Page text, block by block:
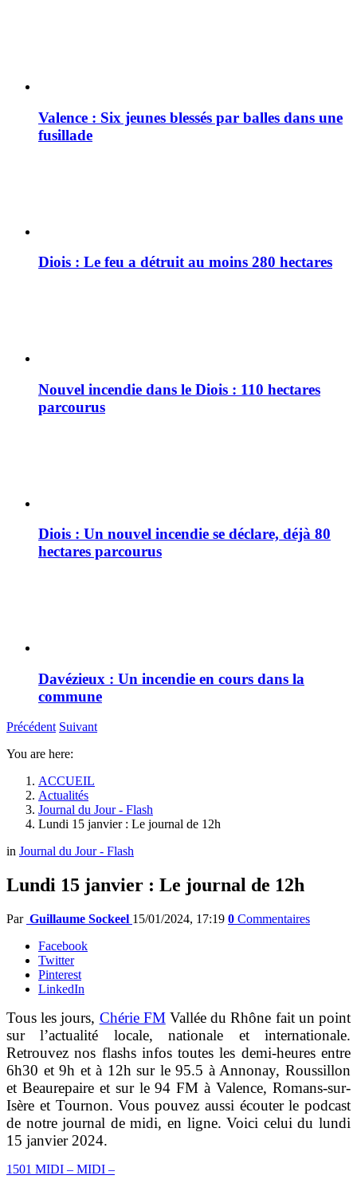
Valence : Six jeunes blessés par balles dans une
fusillade
Diois : Le feu a détruit au moins 280 hectares
Nouvel incendie dans le Diois : 110 hectares
parcourus
Diois : Un nouvel incendie se déclare, déjà 80
hectares parcourus
Davézieux : Un incendie en cours dans la
commune
Précédent Suivant
You are here:
ACCUEIL
Actualités
Journal du Jour - Flash
Lundi 15 janvier : Le journal de 12h
in Journal du Jour - Flash
Lundi 15 janvier : Le journal de 12h
Par Guillaume Sockeel 15/01/2024, 17:19 0 Commentaires
Facebook
Twitter
Pinterest
LinkedIn
Tous les jours, Chérie FMVallée du Rhône fait un point
sur l’actualité locale, nationale et internationale.
Retrouvez nos flashs infos toutes les demi-heures entre
6h30 et 9h et à 12h sur le 95.5 à Annonay, Roussillon
et Beaurepaire et sur le 94 FM à Valence, Romans-sur-
Isère et Tournon. Vous pouvez aussi écouter le podcast
de notre journal de midi, en ligne. Voici celui du lundi
15 janvier 2024.
1501 MIDI – MIDI –